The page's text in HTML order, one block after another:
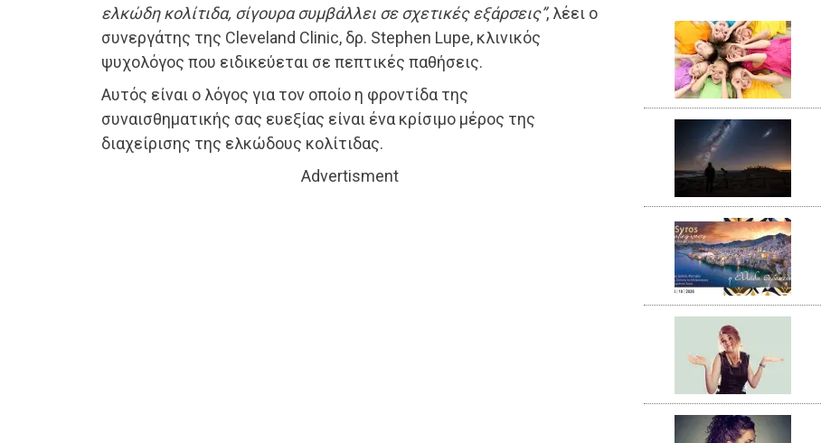
ελκώδη κολίτιδα, σίγουρα συμβάλλει σε σχετικές εξάρσεις”, λέει ο
συνεργάτης της Cleveland Clinic, δρ. Stephen Lupe, κλινικός
ψυχολόγος που ειδικεύεται σε πεπτικές παθήσεις.
Αυτός είναι ο λόγος για τον οποίο η φροντίδα της
συναισθηματικής σας ευεξίας είναι ένα κρίσιμο μέρος της
διαχείρισης της ελκώδους κολίτιδας.
Advertisment